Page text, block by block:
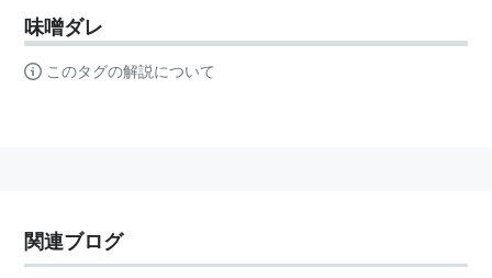
味噌ダレ
このタグの解説について
関連ブログ